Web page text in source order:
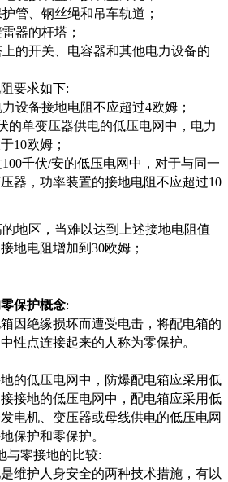
、钢丝绳和吊车轨道；
器的杆塔；
开关、电容器和其他电力设备的
要求如下:
备接地电阻不应超过4欧姆；
单变压器供电的低压电网中，电力
10欧姆；
千伏/安的低压电网中，对于与同一
器，功率装置的接地电阻不应超过10
区，当难以达到上述接地电阻值
地电阻增加到30欧姆；
保护概念:
绝缘损坏而遭受电击，将配电箱的
性点连接起来的人称为零保护。
低压电网中，防爆配电箱应采用低
接地的低压电网中，配电箱应采用低
电机、变压器或母线供电的低压电网
保护和零保护。
零接地的比较:
护人身安全的两种技术措施，有以